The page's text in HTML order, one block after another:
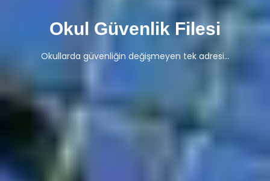
Okul Güvenlik Filesi
Okullarda güvenliğin değişmeyen tek adresi…